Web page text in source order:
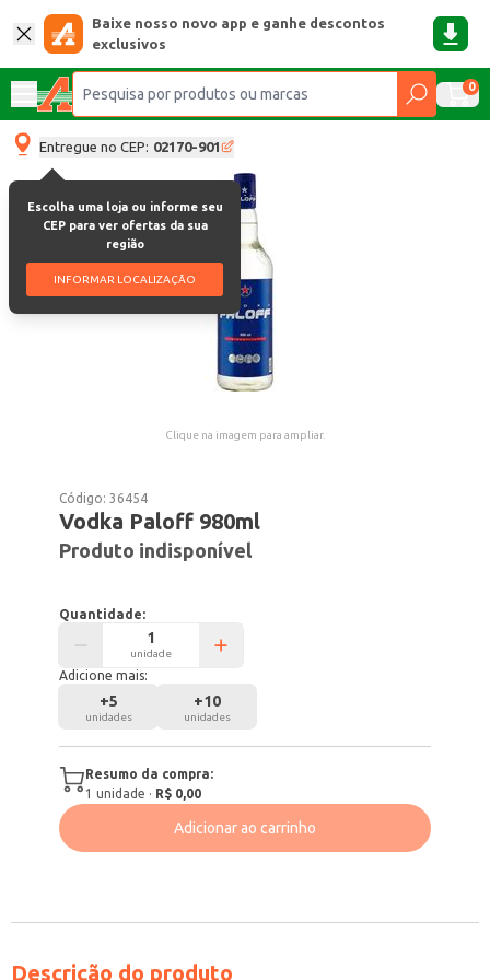
Baixe nosso novo app e ganhe descontos
exclusivos
0
Entregue no CEP: 02170-901
Escolha uma loja ou informe seu
CEP para ver ofertas da sua
região
INFORMAR LOCALIZAÇÃO
Clique na imagem para ampliar.
Código:36454
Vodka Paloff 980ml
Produto indisponível
Quantidade:
unidade
Adicione mais:
+5
unidades
+10
unidades
Resumo da compra:
1 unidade · R$ 0,00
Adicionar ao carrinho
Descrição do produto